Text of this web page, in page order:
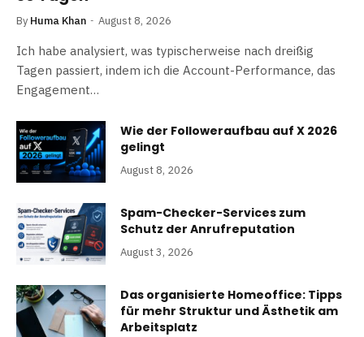
By Huma Khan August 8, 2026
Ich habe analysiert, was typischerweise nach dreißig
Tagen passiert, indem ich die Account-Performance, das
Engagement…
Wie der Followeraufbau auf X 2026
gelingt
August 8, 2026
Spam-Checker-Services zum
Schutz der Anrufreputation
August 3, 2026
Das organisierte Homeoffice: Tipps
für mehr Struktur und Ästhetik am
Arbeitsplatz